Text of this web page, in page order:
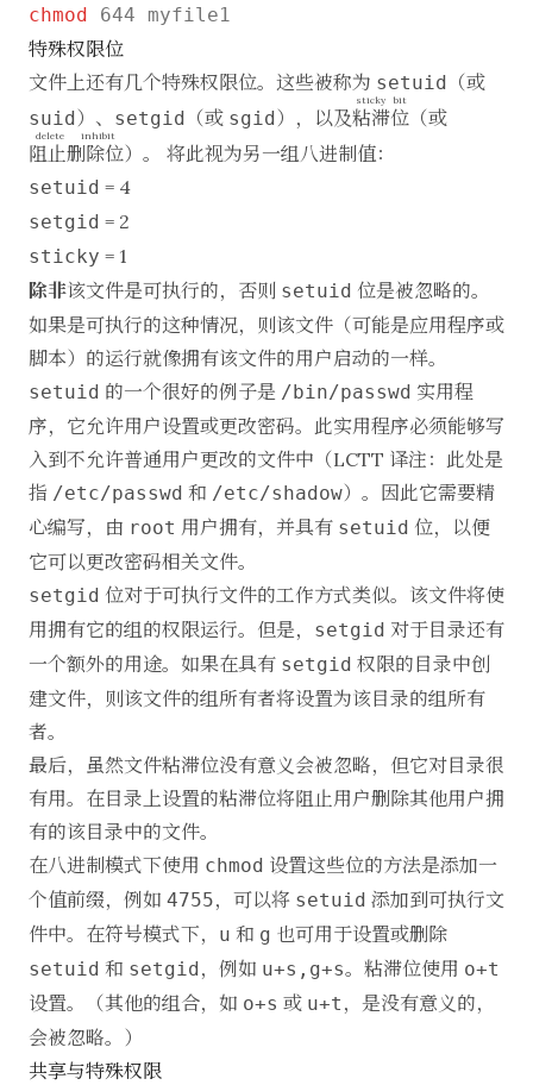
chmod
特殊权限位
文件上还有几个特殊权限位。这些被称为 setuid （或
suid）、 setgid （或 sgid），以及粘滞位
sticky bit
（或
阻止删除位
delete inhibit
）。 将此视为另一组八进制值：
setuid = 4
setgid = 2
sticky = 1
除非该文件是可执行的，否则 setuid 位是被忽略的。
如果是可执行的这种情况，则该文件（可能是应用程序或
脚本）的运行就像拥有该文件的用户启动的一样。
setuid 的一个很好的例子是 /bin/passwd 实用程
序，它允许用户设置或更改密码。此实用程序必须能够写
入到不允许普通用户更改的文件中（LCTT 译注：此处是
指 /etc/passwd 和 /etc/shadow）。因此它需要精
心编写，由 root 用户拥有，并具有 setuid 位，以便
它可以更改密码相关文件。
setgid 位对于可执行文件的工作方式类似。该文件将使
用拥有它的组的权限运行。但是， setgid 对于目录还有
一个额外的用途。如果在具有 setgid 权限的目录中创
建文件，则该文件的组所有者将设置为该目录的组所有
者。
最后，虽然文件粘滞位没有意义会被忽略，但它对目录很
有用。在目录上设置的粘滞位将阻止用户删除其他用户拥
有的该目录中的文件。
在八进制模式下使用 chmod 设置这些位的方法是添加一
个值前缀，例如 4755，可以将 setuid 添加到可执行文
件中。在符号模式下， u 和 g 也可用于设置或删除
setuid 和 setgid，例如 u+s,g+s。粘滞位使用 o+t
设置。（其他的组合，如 o+s 或 u+t ，是没有意义的，
会被忽略。）
共享与特殊权限